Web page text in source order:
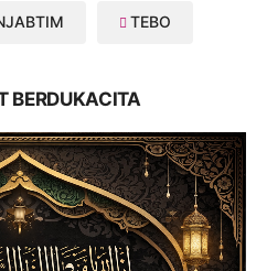
TEBO
BERDUKACITA